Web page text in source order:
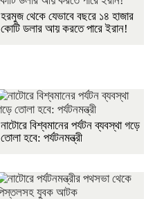
হরমুজ থেকে যেভাবে বছরে ১৪ হাজার
কোটি ডলার আয় করতে পারে ইরান!
নাটোরে বিশ্বমানের পর্যটন ব্যবস্থা গড়ে
তোলা হবে: পর্যটনমন্ত্রী